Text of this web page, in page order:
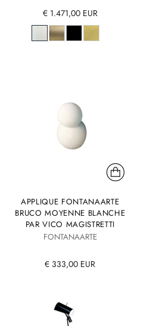
€ 1.471,00 EUR
APPLIQUE FONTANAARTE
BRUCO MOYENNE BLANCHE
PAR VICO MAGISTRETTI
FONTANAARTE
€ 333,00 EUR